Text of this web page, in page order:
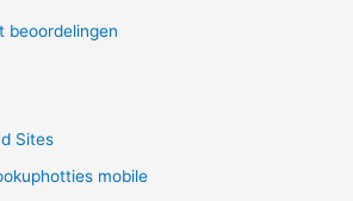
beoordelingen
Sites
mobile